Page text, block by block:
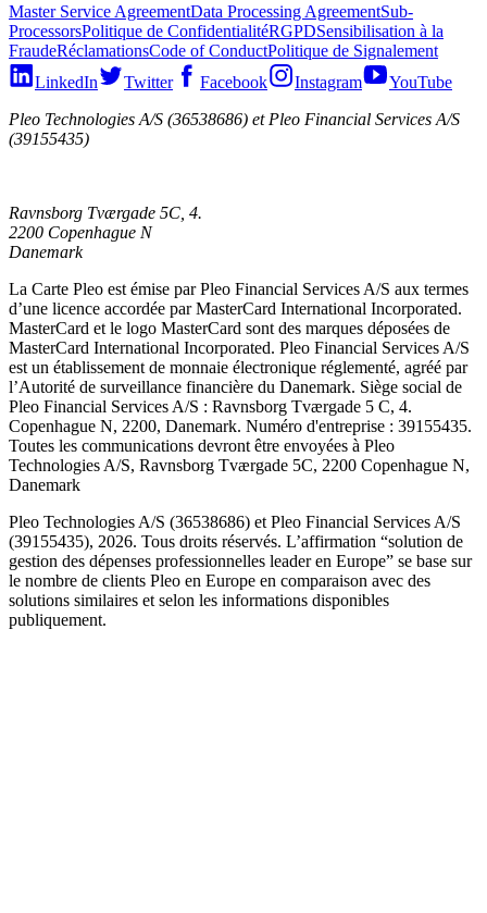
Master Service AgreementData Processing AgreementSub-
ProcessorsPolitique de ConfidentialitéRGPDSensibilisation à la
FraudeRéclamationsCode of ConductPolitique de Signalement
LinkedIn
Twitter Facebook Instagram
YouTube
Pleo Technologies A/S (36538686) et Pleo Financial Services A/S
(39155435)
Ravnsborg Tværgade 5C, 4.
2200 Copenhague N
Danemark
La Carte Pleo est émise par Pleo Financial Services A/S aux termes
d’une licence accordée par MasterCard International Incorporated.
MasterCard et le logo MasterCard sont des marques déposées de
MasterCard International Incorporated. Pleo Financial Services A/S
est un établissement de monnaie électronique réglementé, agréé par
l’Autorité de surveillance financière du Danemark. Siège social de
Pleo Financial Services A/S : Ravnsborg Tværgade 5 C, 4.
Copenhague N, 2200, Danemark. Numéro d'entreprise : 39155435.
Toutes les communications devront être envoyées à Pleo
Technologies A/S, Ravnsborg Tværgade 5C, 2200 Copenhague N,
Danemark
Pleo Technologies A/S (36538686) et Pleo Financial Services A/S
(39155435), 2026. Tous droits réservés. L’affirmation “solution de
gestion des dépenses professionnelles leader en Europe” se base sur
le nombre de clients Pleo en Europe en comparaison avec des
solutions similaires et selon les informations disponibles
publiquement.